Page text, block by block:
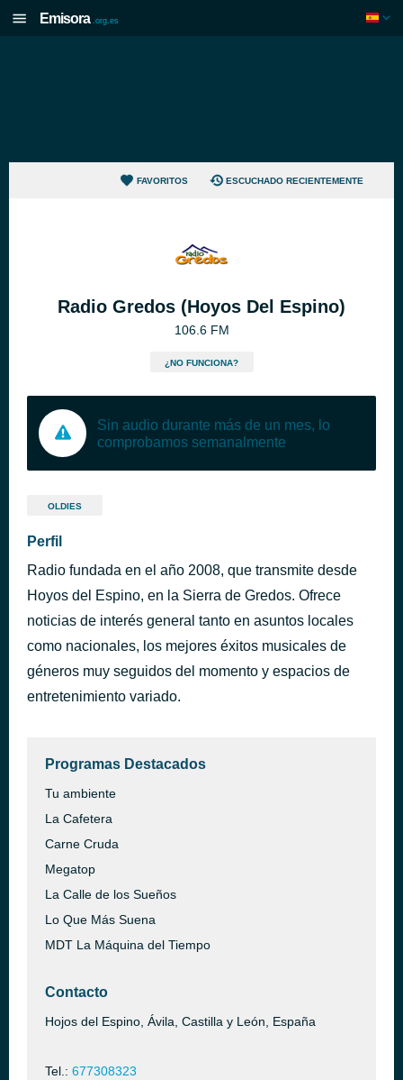
Emisora .org.es
FAVORITOS ESCUCHADO RECIENTEMENTE
Radio Gredos (Hoyos Del Espino)
106.6 FM
¿NO FUNCIONA?
Sin audio durante más de un mes, lo
comprobamos semanalmente
OLDIES
Perfil
Radio fundada en el año 2008, que transmite desde
Hoyos del Espino, en la Sierra de Gredos. Ofrece
noticias de interés general tanto en asuntos locales
como nacionales, los mejores éxitos musicales de
géneros muy seguidos del momento y espacios de
entretenimiento variado.
Programas Destacados
Tu ambiente
La Cafetera
Carne Cruda
Megatop
La Calle de los Sueños
Lo Que Más Suena
MDT La Máquina del Tiempo
Contacto
Hojos del Espino, Ávila, Castilla y León, España
Tel.: 677308323